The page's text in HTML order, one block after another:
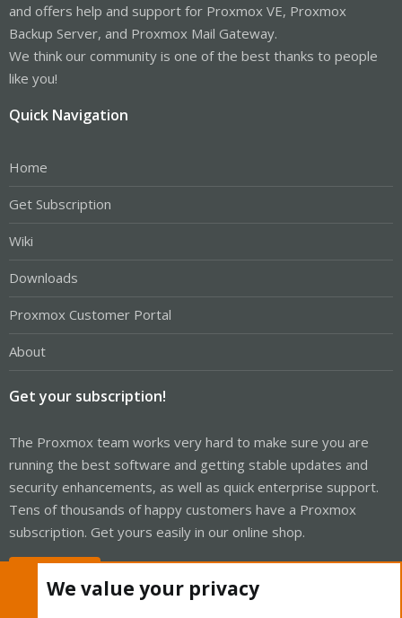
and offers help and support for Proxmox VE, Proxmox
Backup Server, and Proxmox Mail Gateway.
We think our community is one of the best thanks to people
like you!
Quick Navigation
Home
Get Subscription
Wiki
Downloads
Proxmox Customer Portal
About
Get your subscription!
The Proxmox team works very hard to make sure you are
running the best software and getting stable updates and
security enhancements, as well as quick enterprise support.
Tens of thousands of happy customers have a Proxmox
subscription. Get yours easily in our online shop.
We value your privacy